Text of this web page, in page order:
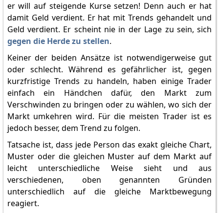
er will auf steigende Kurse setzen! Denn auch er hat
damit Geld verdient. Er hat mit Trends gehandelt und
Geld verdient. Er scheint nie in der Lage zu sein, sich
gegen die Herde zu stellen.
Keiner der beiden Ansätze ist notwendigerweise gut
oder schlecht. Während es gefährlicher ist, gegen
kurzfristige Trends zu handeln, haben einige Trader
einfach ein Händchen dafür, den Markt zum
Verschwinden zu bringen oder zu wählen, wo sich der
Markt umkehren wird. Für die meisten Trader ist es
jedoch besser, dem Trend zu folgen.
Tatsache ist, dass jede Person das exakt gleiche Chart,
Muster oder die gleichen Muster auf dem Markt auf
leicht unterschiedliche Weise sieht und aus
verschiedenen, oben genannten Gründen
unterschiedlich auf die gleiche Marktbewegung
reagiert.